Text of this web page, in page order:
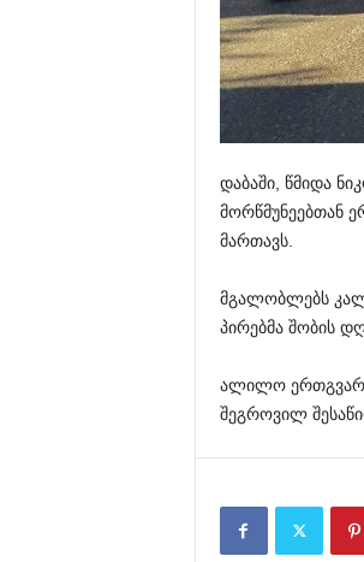
დაბაში, წმიდა
მორწმუნეებთან
მართავს.
მგალობლებს
პირებმა შობის
ალილო ერთგვარი
შეგროვილ